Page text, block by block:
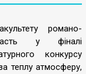
романо-
у фіналі
конкурсу
теплу атмосферу,